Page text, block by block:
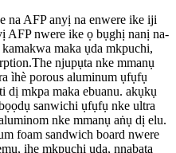
na AFP anyị na enwere ike iji
AFP nwere ike ọ bụghị nanị na-
maka ụda mkpuchi,
njupụta nke mmanụ
ìhè porous aluminum ụfụfụ
dị mkpa maka ebuanu. akụkụ
sanwichi ụfụfụ nke ultra
nke mmanụ aṅụ dị elu.
foam sandwich board nwere
ihe mkpuchi ụda, nnabata